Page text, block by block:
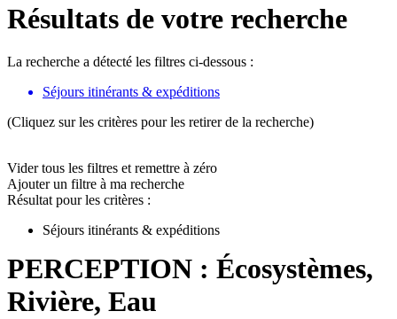
Résultats de votre recherche
La recherche a détecté les filtres ci-dessous :
Séjours itinérants & expéditions
(Cliquez sur les critères pour les retirer de la recherche)
Vider tous les filtres et remettre à zéro
Ajouter un filtre à ma recherche
Résultat pour les critères :
Séjours itinérants & expéditions
PERCEPTION : Écosystèmes,
Rivière, Eau